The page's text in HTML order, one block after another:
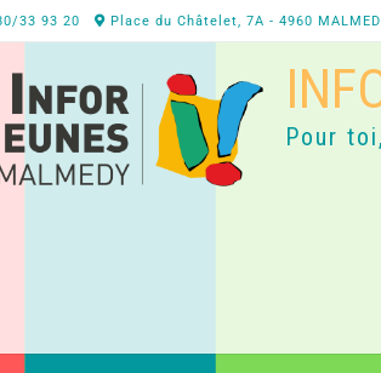
33 93 20 Place du Châtelet, 7A - 4960
Pour